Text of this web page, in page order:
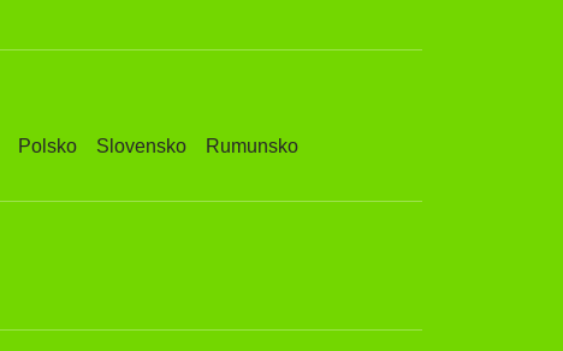
Polsko Slovensko Rumunsko